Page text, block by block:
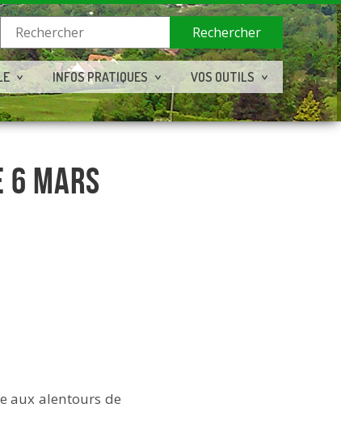
Rechercher
INFOS PRATIQUES VOS OUTILS
6 MARS
aux alentours de